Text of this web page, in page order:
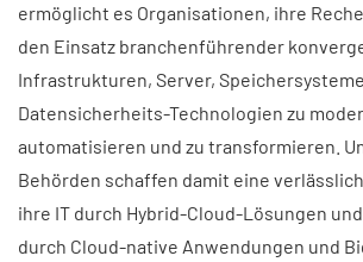
ermöglicht es Organisationen, ihre
den Einsatz branchenführender
Infrastrukturen, Server,
Datensicherheits-Technologien zu
automatisieren und zu transformieren.
Behörden schaffen damit eine
ihre IT durch Hybrid-Cloud-Lösungen
durch Cloud-native Anwendungen und